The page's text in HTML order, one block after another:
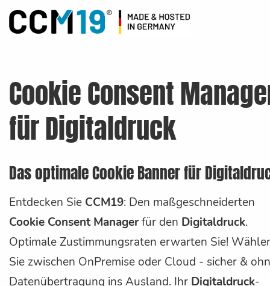
Cookie Consent
für Digitaldruck
Das optimale Cookie Banner für
Entdecken Sie CCM19: Den maßgeschneiderten
Cookie Consent Managerfür den Digitaldruck.
Optimale Zustimmungsraten erwarten Sie!
Sie zwischen OnPremise oder Cloud - sicher &
Datenübertragung ins Ausland. Ihr Digitaldruck-